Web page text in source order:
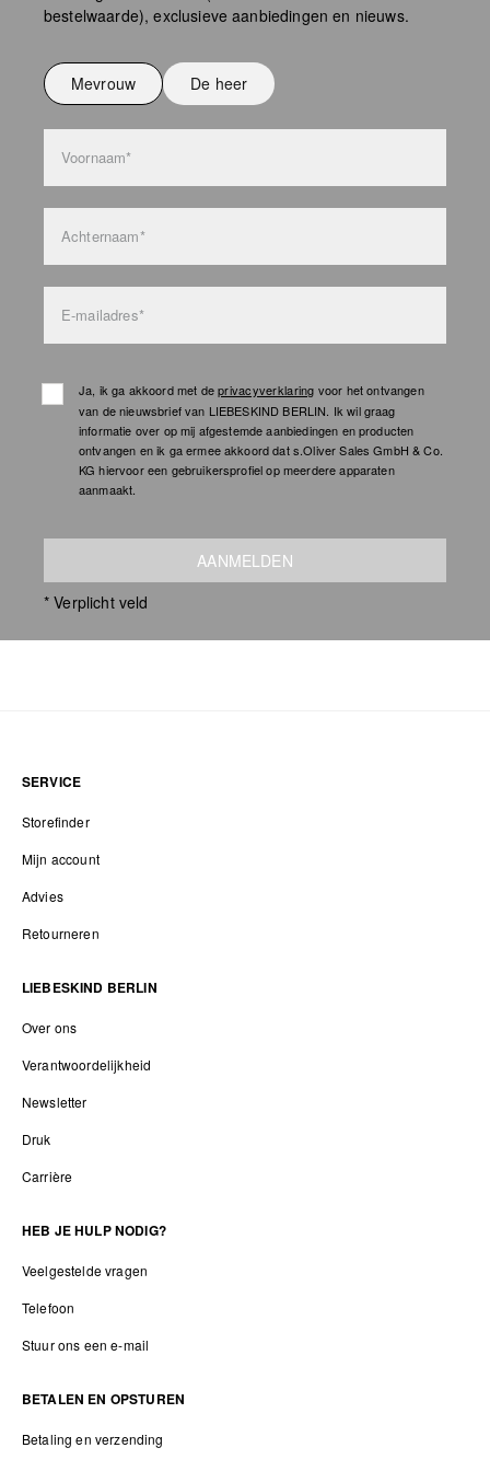
Niet strijken
bestelwaarde), exclusieve aanbiedingen en nieuws.
Mevrouw De heer
Voornaam*
Achternaam*
E-mailadres*
Ja, ik ga akkoord met deprivacyverklaring voor het ontvangen
van de nieuwsbrief van LIEBESKIND BERLIN. Ik wil graag
informatie over op mij afgestemde aanbiedingen en producten
ontvangen en ik ga ermee akkoord dat s.Oliver Sales GmbH & Co.
KG hiervoor een gebruikersprofiel op meerdere apparaten
aanmaakt.
AANMELDEN
* Verplicht veld
SERVICE
Storefinder
Mijn account
Advies
Retourneren
LIEBESKIND BERLIN
Over ons
Verantwoordelijkheid
Newsletter
Druk
Carrière
HEB JE HULP NODIG?
Veelgestelde vragen
Telefoon
Stuur ons een e-mail
BETALEN EN OPSTUREN
Betaling en verzending